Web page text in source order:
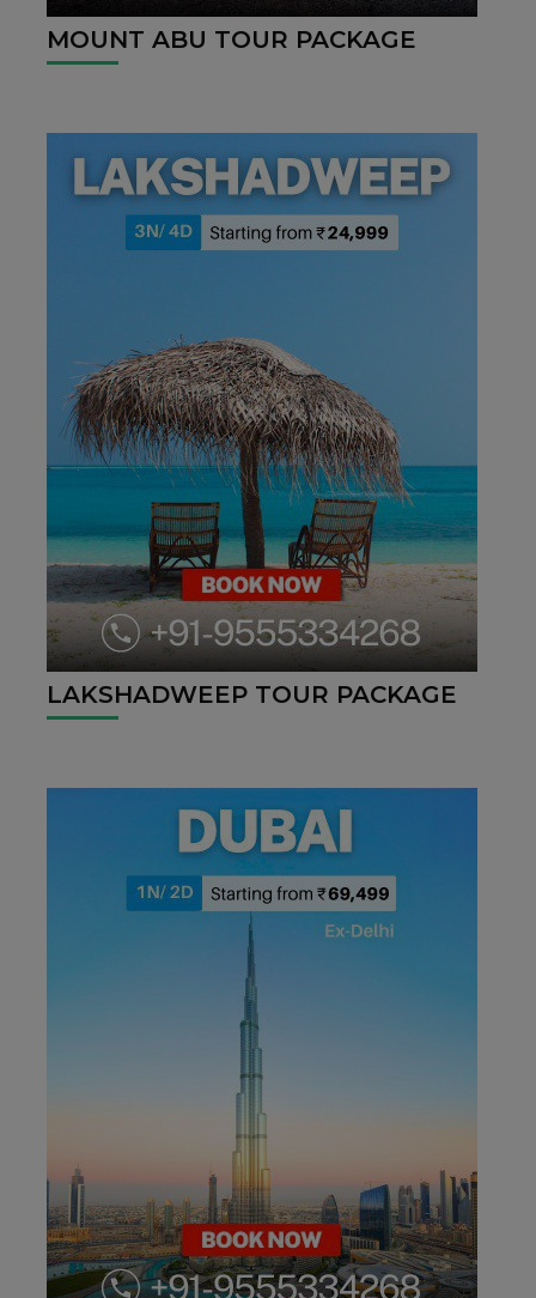
MOUNT ABU TOUR PACKAGE
LAKSHADWEEP TOUR PACKAGE